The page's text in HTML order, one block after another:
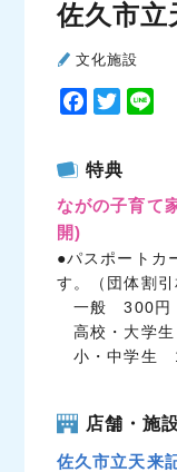
佐久市立
文化施設
F
e
b
o
T
t
t
r
特典
ながの子育て
開)
●パスポートカ
す。（団体割引
一般 300
高校・大学
小・中学
店舗・施
佐久市立天来